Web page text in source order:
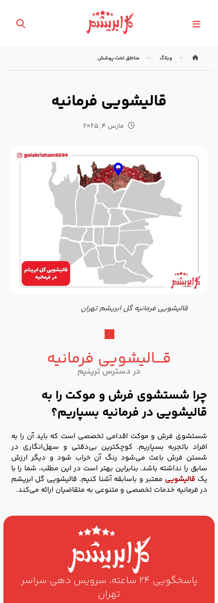
وبلاگ مناطق تحت پوشش
قالیشویی فرمانیه
مارس ۴, ۲۰۲۵
قالیشویی فرمانیه گل ابریشم تهران
قـــالیشویی فرمانیه
در دسترس ترینیم
چرا شستشوی فرش و موکت را به
قالیشویی در فرمانیه بسپاریم؟
شستشوی فرش و موکت اقدامی تخصصی است که باید آن را به
افراد باتجربه بسپاریم. کوچکترین بی‌دقتی و سهل‌انگاری در
شستن فرش باعث می‌شود رنگ آن خراب شود و دیگر ارزش
سابق را نداشته باشد. بنابراین بهتر است در این مطلب، شما را با
یکقالیشویی معتبر و باسابقه آشنا کنیم. قالیشویی گل ابریشم
در فرمانیه خدمات تخصصی و متنوعی به متقاضیان ارائه می‌کند.
پاسخگویی ۲۴ ساعته، سرویس دهی سراسر
تهران